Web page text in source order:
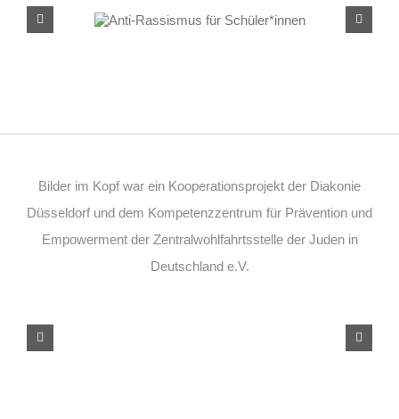
Schüler*innen
Bilder im Kopf war ein Kooperationsprojekt der Diakonie
Düsseldorf und dem Kompetenzzentrum für Prävention und
Empowerment der Zentralwohlfahrtsstelle der Juden in
Deutschland e.V.